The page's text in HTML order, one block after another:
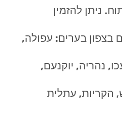
ניתן להזמין
בצפון בערים: עפולה,
נהריה, יוקנעם,
הקריות, עתלית